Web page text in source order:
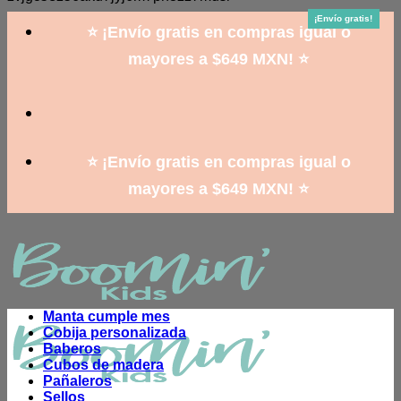
to
content
⭐ ¡Envío gratis en compras igual o
mayores a $649 MXN! ⭐
⭐ ¡Envío gratis en compras igual o
mayores a $649 MXN! ⭐
Manta cumple mes
Cobija personalizada
Baberos
Cubos de madera
Pañaleros
Sellos
¡Envío gratis!
¡Envío gratis!
¡Envío gratis!
¡Envío gratis!
¡Envío gratis!
¡Envío gratis!
¡Envío gratis!
¡Envío gratis!
¡Envío gratis!